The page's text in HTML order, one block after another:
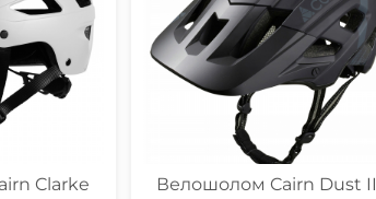
Clarke Велошолом Cairn Dust II